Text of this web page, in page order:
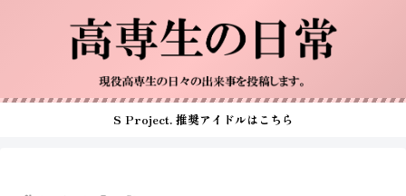
S Project. 推奨アイドルはこちら